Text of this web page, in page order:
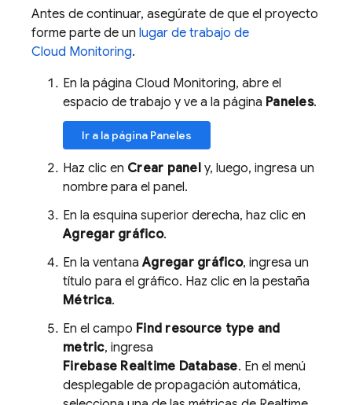
Antes de continuar, asegúrate de que el proyecto
forme parte de un lugar de trabajo de
Cloud Monitoring.
En la página Cloud Monitoring, abre el
espacio de trabajo y ve a la página Paneles.
Ir a la página Paneles
Haz clic en Crear panely, luego, ingresa un
nombre para el panel.
En la esquina superior derecha, haz clic en
Agregar gráfico.
En la ventanaAgregar gráfico, ingresa un
título para el gráfico. Haz clic en la pestaña
Métrica.
En el campo Find resource type and
metric, ingresa
Firebase Realtime Database. En el menú
desplegable de propagación automática,